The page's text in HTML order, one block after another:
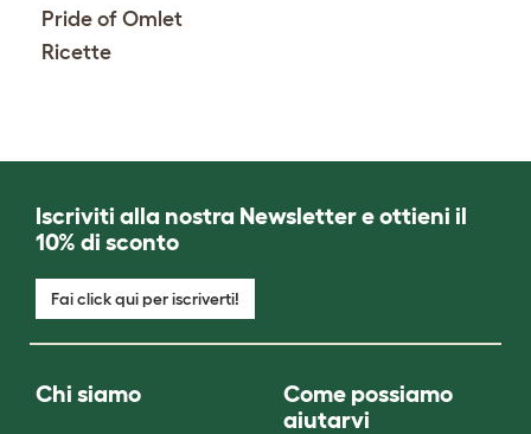
Pride of Omlet
Ricette
Iscriviti alla nostra Newsletter e ottieni il
10% di sconto
Fai click qui per iscriverti!
Chi siamo
Come possiamo
aiutarvi